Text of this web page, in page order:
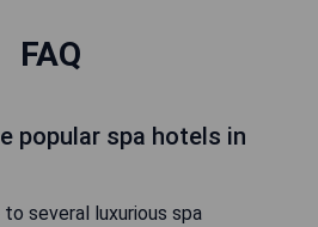
FAQ
popular spa hotels in
to several luxurious spa